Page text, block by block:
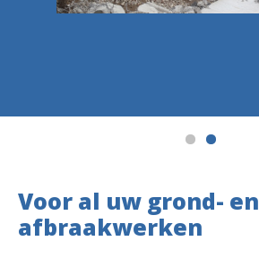
Voor al uw grond- en
afbraakwerken